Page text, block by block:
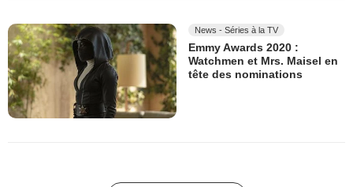
News - Séries à la TV
Emmy Awards 2020 :
Watchmen et Mrs. Maisel en
tête des nominations